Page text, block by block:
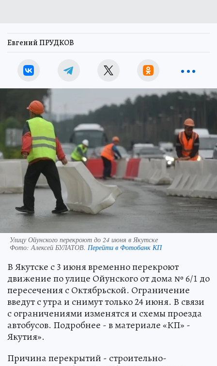
Евгений ПРУДКОВ
Улицу Ойунского перекроют до 24 июня в Якутске
Фото: Алексей БУЛАТОВ. Перейти в Фотобанк КП
В Якутске с 3 июня временно перекроют
движение по улице Ойунского от дома № 6/1 до
пересечения с Октябрьской. Ограничение
введут с утра и снимут только 24 июня. В связи
с ограничениями изменятся и схемы проезда
автобусов. Подробнее - в материале «КП» -
Якутия».
Причина перекрытий - строительно-